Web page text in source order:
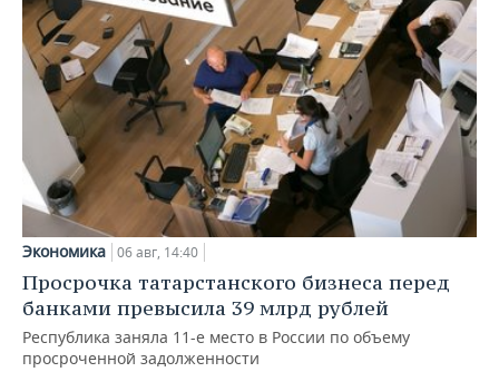
Экономика 06 авг, 14:40
Просрочка татарстанского бизнеса перед
банками превысила 39 млрд рублей
Республика заняла 11-е место в России по объему
просроченной задолженности